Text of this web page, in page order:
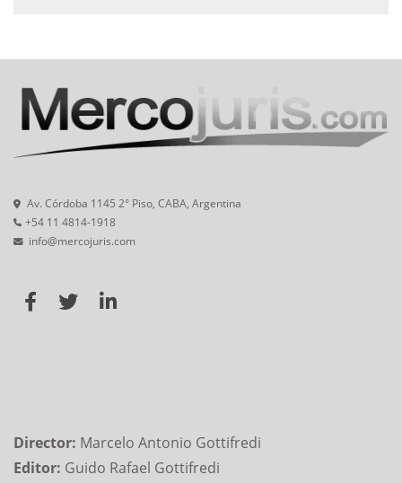
Av. Córdoba 1145 2° Piso, CABA, Argentina
+54 11 4814-1918
info@mercojuris.com
Director: Marcelo Antonio Gottifredi
Editor: Guido Rafael Gottifredi